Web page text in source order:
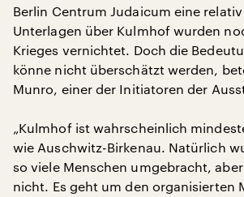
Berlin Centrum Judaicum eine
Unterlagen über Kulmhof wurden
Krieges vernichtet. Doch die
könne nicht überschätzt werden,
Munro, einer der Initiatoren der
„Kulmhof ist wahrscheinlich
wie Auschwitz-Birkenau. Natürlich
so viele Menschen umgebracht,
nicht. Es geht um den organisierten